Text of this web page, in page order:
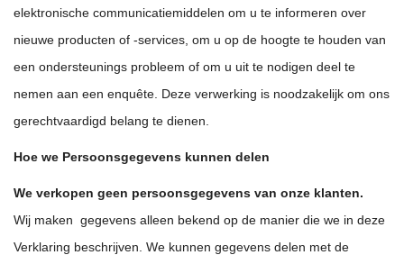
elektronische communicatiemiddelen om u te informeren over
nieuwe producten of -services, om u op de hoogte te houden van
een ondersteunings probleem of om u uit te nodigen deel te
nemen aan een enquête. Deze verwerking is noodzakelijk om ons
gerechtvaardigd belang te dienen.
Hoe we Persoonsgegevens kunnen delen
We verkopen geen persoonsgegevens van onze klanten.
Wij maken gegevens alleen bekend op de manier die we in deze
Verklaring beschrijven. We kunnen gegevens delen met de